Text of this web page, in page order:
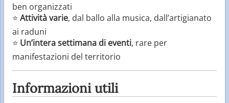
ben organizzati
⭐ Attività varie, dal ballo alla musica, dall’artigianato
ai raduni
⭐ Un’intera settimana di eventi, rare per
manifestazioni del territorio
Informazioni utili